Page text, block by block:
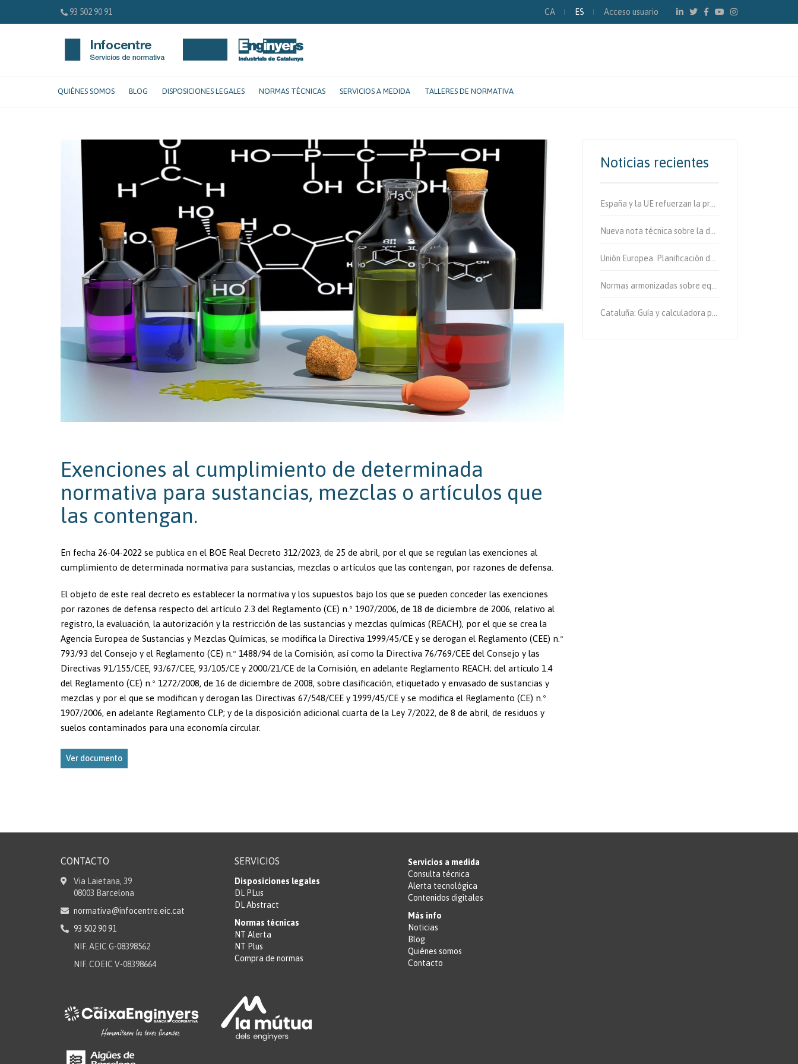
93 502 90 91 CA ES Acceso usuario
QUIÉNES SOMOS BLOG DISPOSICIONES LEGALES NORMAS TÉCNICAS SERVICIOS A MEDIDA TALLERES DE NORMATIVA
Exenciones al cumplimiento de determinada
normativa para sustancias, mezclas o artículos que
las contengan.
En fecha 26-04-2022 se publica en el BOE Real Decreto 312/2023, de 25 de abril, por el que se regulan las exenciones al
cumplimiento de determinada normativa para sustancias, mezclas o artículos que las contengan, por razones de defensa.
El objeto de este real decreto es establecer la normativa y los supuestos bajo los que se pueden conceder las exenciones
por razones de defensa respecto del artículo 2.3 del Reglamento (CE) n.º 1907/2006, de 18 de diciembre de 2006, relativo al
registro, la evaluación, la autorización y la restricción de las sustancias y mezclas químicas (REACH), por el que se crea la
Agencia Europea de Sustancias y Mezclas Químicas, se modifica la Directiva 1999/45/CE y se derogan el Reglamento (CEE) n.º
793/93 del Consejo y el Reglamento (CE) n.º 1488/94 de la Comisión, así como la Directiva 76/769/CEE del Consejo y las
Directivas 91/155/CEE, 93/67/CEE, 93/105/CE y 2000/21/CE de la Comisión, en adelante Reglamento REACH; del artículo 1.4
del Reglamento (CE) n.º 1272/2008, de 16 de diciembre de 2008, sobre clasificación, etiquetado y envasado de sustancias y
mezclas y por el que se modifican y derogan las Directivas 67/548/CEE y 1999/45/CE y se modifica el Reglamento (CE) n.º
1907/2006, en adelante Reglamento CLP; y de la disposición adicional cuarta de la Ley 7/2022, de 8 de abril, de residuos y
suelos contaminados para una economía circular.
Ver documento
Noticias recientes
España y la UE refuerzan la protección de los usuarios vulnerables de la vía.
CONTACTO
Via Laietana, 39
08003 Barcelona
normativa@infocentre.eic.cat
93 502 90 91
NIF. AEIC G-08398562
NIF. COEIC V-08398664
SERVICIOS
Disposiciones legales
DL PLus
DL Abstract
Normas técnicas
NT Alerta
NT Plus
Compra de normas
Servicios a medida
Consulta técnica
Alerta tecnológica
Contenidos digitales
Más info
Noticias
Blog
Quiénes somos
Contacto